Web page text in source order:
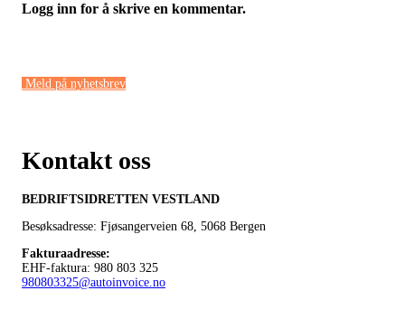
Logg inn for å skrive en kommentar.
Meld på nyhetsbrev
Kontakt oss
BEDRIFTSIDRETTEN VESTLAND
Besøksadresse: Fjøsangerveien 68, 5068 Bergen
Fakturaadresse:
EHF-faktura: 980 803 325
980803325@autoinvoice.no